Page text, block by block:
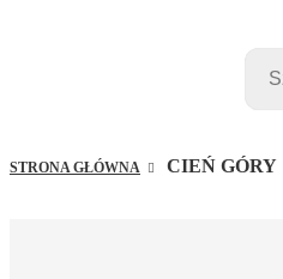
STRONA GŁÓWNA CIEŃ GÓRY